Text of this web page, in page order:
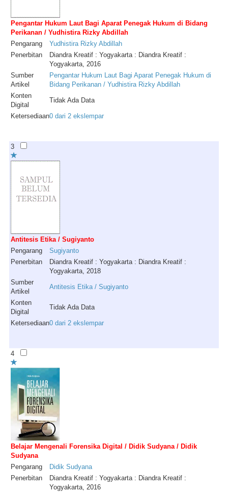
Pengantar Hukum Laut Bagi Aparat Penegak Hukum di Bidang
Perikanan / Yudhistira Rizky Abdillah
Pengarang
Yudhistira Rizky Abdillah
Penerbitan
Diandra Kreatif : Yogyakarta : Diandra Kreatif :
Yogyakarta, 2016
Sumber
Artikel
Pengantar Hukum Laut Bagi Aparat Penegak Hukum di
Bidang Perikanan / Yudhistira Rizky Abdillah
Konten
Digital
Tidak Ada Data
Ketersediaan0 dari 2 ekslempar
3
Antitesis Etika / Sugiyanto
Pengarang
Sugiyanto
Penerbitan
Diandra Kreatif : Yogyakarta : Diandra Kreatif :
Yogyakarta, 2018
Sumber
Artikel
Antitesis Etika / Sugiyanto
Konten
Digital
Tidak Ada Data
Ketersediaan0 dari 2 ekslempar
4
Belajar Mengenali Forensika Digital / Didik Sudyana / Didik
Sudyana
Pengarang
Didik Sudyana
Penerbitan
Diandra Kreatif : Yogyakarta : Diandra Kreatif :
Yogyakarta, 2016